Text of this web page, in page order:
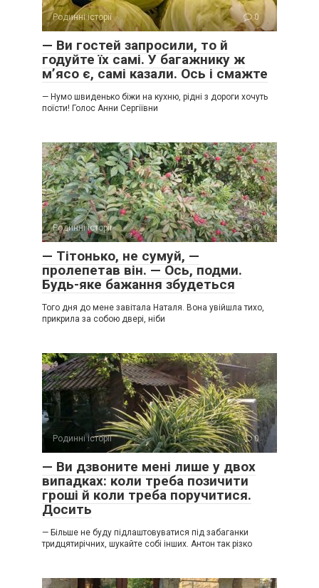
Родинні історії 0
— Ви гостей запросили, то й
годуйте їх самі. У багажнику ж
м’ясо є, самі казали. Ось і смажте
— Нумо швиденько біжи на кухню, рідні з дороги хочуть
поїсти! Голос Анни Сергіївни
Родинні історії 0
— Тітонько, не сумуй, —
пролепетав він. — Ось, подми.
Будь-яке бажання збудеться
Того дня до мене завітала Наталя. Вона увійшла тихо,
прикрила за собою двері, ніби
Родинні історії 0
— Ви дзвоните мені лише у двох
випадках: коли треба позичити
гроші й коли треба поручитися.
Досить
— Більше не буду підлаштовуватися під забаганки
тридцятирічних, шукайте собі інших. Антон так різко